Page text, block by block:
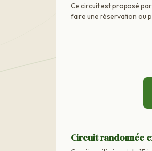
Ce circuit est proposé
faire une réservation ou
Circuit randonnée